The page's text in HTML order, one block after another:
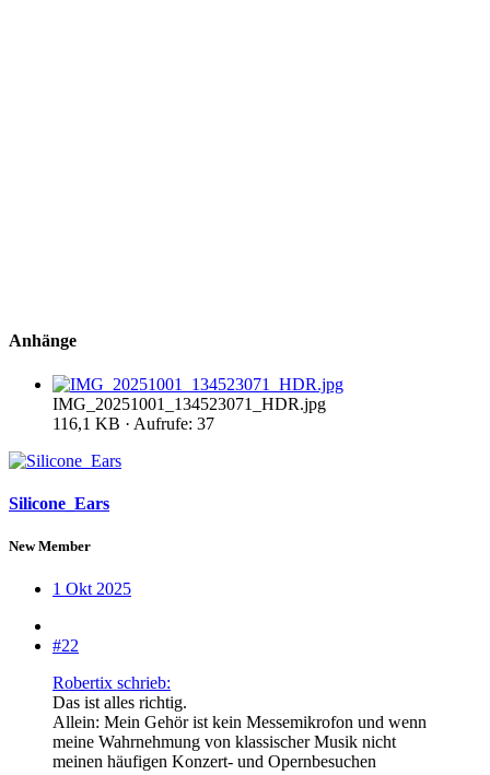
Anhänge
IMG_20251001_134523071_HDR.jpg
116,1 KB · Aufrufe: 37
Silicone_Ears
New Member
1 Okt 2025
#22
Robertix schrieb:
Das ist alles richtig.
Allein: Mein Gehör ist kein Messemikrofon und wenn
meine Wahrnehmung von klassischer Musik nicht
meinen häufigen Konzert- und Opernbesuchen